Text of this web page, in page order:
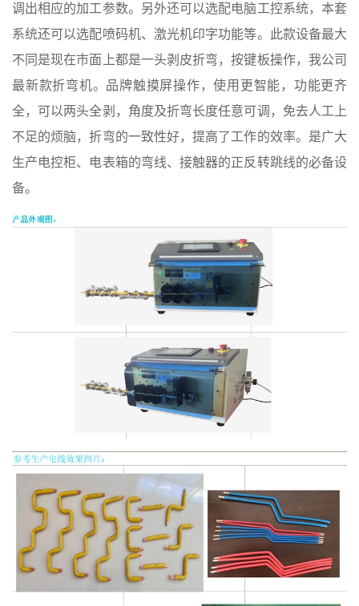
调出相应的加工参数。另外还可以选配电脑工控系统，本套
系统还可以选配喷码机、激光机印字功能等。此款设备最大
不同是现在市面上都是一头剥皮折弯，按键板操作，我公司
最新款折弯机。品牌触摸屏操作，使用更智能，功能更齐
全，可以两头全剥，角度及折弯长度任意可调，免去人工上
不足的烦脑，折弯的一致性好，提高了工作的效率。是广大
生产电控柜、电表箱的弯线、接触器的正反转跳线的必备设
备。